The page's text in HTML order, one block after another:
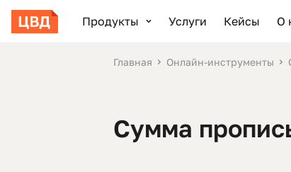
Продукты Услуги Кейсы О
Главная Онлайн-инструменты
Сумма